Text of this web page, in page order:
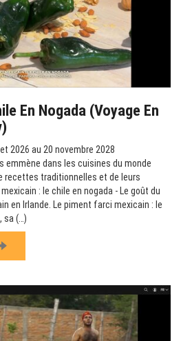
En Nogada (Voyage En
2026 au 20 novembre 2028
emmène dans les cuisines du monde
recettes traditionnelles et de leurs
: le chile en nogada - Le goût du
en Irlande. Le piment farci mexicain : le
sa (…)